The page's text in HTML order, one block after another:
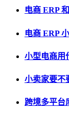
电商 ERP
电商 ERP
小型电商用
小卖家要不
跨境多平台